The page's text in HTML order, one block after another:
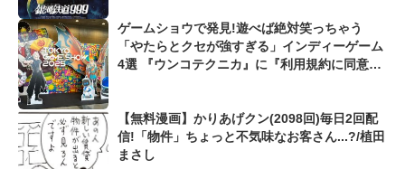
ゲームショウで発見!遊べば絶対笑っちゃう
「やたらとクセが強すぎる」インディーゲーム
4選 『ウンコテクニカ』に『利用規約に同意し
【無料漫画】かりあげクン(2098回)毎日2回配
信!「物件」ちょっと不気味なお客さん...?/植田
まさし